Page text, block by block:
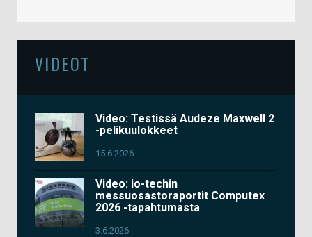
VIDEOT
Video: Testissä Audeze Maxwell 2
-pelikuulokkeet
15.6.2026
Video: io-techin
messuosastoraportit Computex
2026 -tapahtumasta
3.6.2026